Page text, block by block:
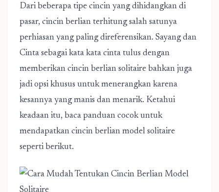
Dari beberapa tipe cincin yang dihidangkan di
pasar, cincin berlian terhitung salah satunya
perhiasan yang paling direferensikan. Sayang dan
Cinta sebagai kata kata cinta tulus dengan
memberikan cincin berlian solitaire bahkan juga
jadi opsi khusus untuk menerangkan karena
kesannya yang manis dan menarik. Ketahui
keadaan itu, baca panduan cocok untuk
mendapatkan cincin berlian model solitaire
seperti berikut.